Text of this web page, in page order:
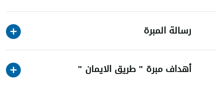
رسالة المبرة
أھداف مبرة " طریق الایمان "